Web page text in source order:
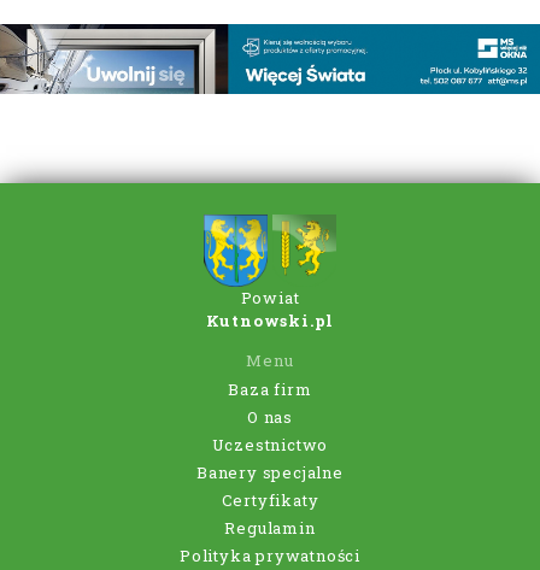
Powiat
Kutnowski.pl
Menu
Baza firm
O nas
Uczestnictwo
Banery specjalne
Certyfikaty
Regulamin
Polityka prywatności